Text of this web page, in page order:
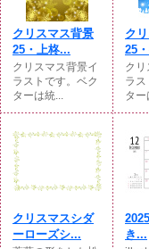
クリスマス背景
25・上柊...
クリスマス背景イ
ラストです。ベク
ターは統...
ク
25
クリ
ラス
ター
クリスマスシダ
ーローズシ...
き...